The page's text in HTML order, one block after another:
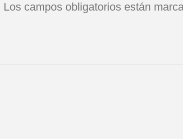
Los campos obligatorios están